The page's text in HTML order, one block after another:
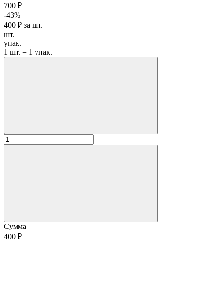
700 ₽
-43%
400 ₽ за шт.
шт.
упак.
1 шт. = 1 упак.
Сумма
400 ₽